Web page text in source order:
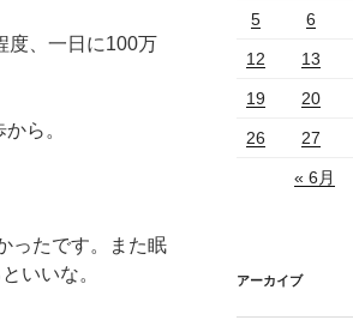
度、一日に100万
ら。
ったです。また眠
いいな。
5 6
12 13
19 20
26 27
« 6月
アーカイブ